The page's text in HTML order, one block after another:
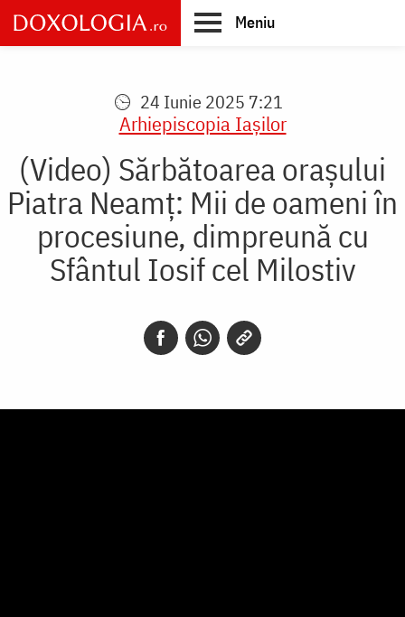
Skip
to
main
Meniu
24 Iunie 2025 7:21
Arhiepiscopia Iaşilor
(Video) Sărbătoarea orașului
Piatra Neamț: Mii de oameni în
procesiune, dimpreună cu
Sfântul Iosif cel Milostiv